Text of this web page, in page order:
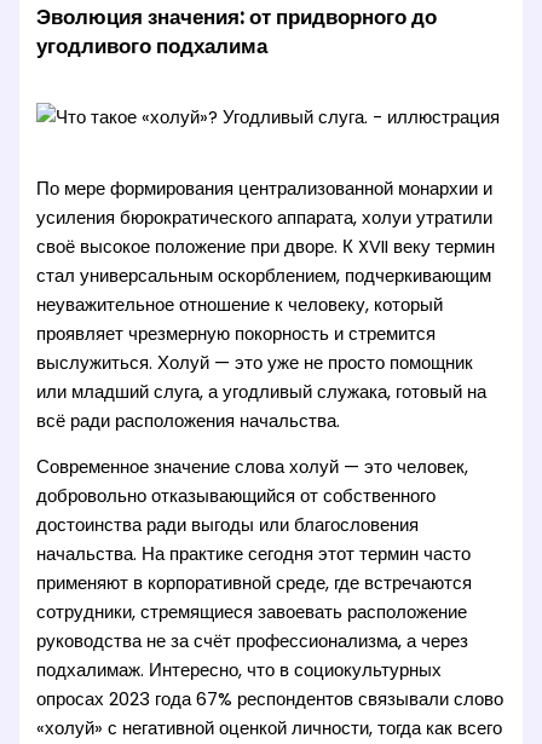
Эволюция значения: от придворного до
угодливого подхалима
По мере формирования централизованной монархии и
усиления бюрократического аппарата, холуи утратили
своё высокое положение при дворе. К XVII веку термин
стал универсальным оскорблением, подчеркивающим
неуважительное отношение к человеку, который
проявляет чрезмерную покорность и стремится
выслужиться. Холуй — это уже не просто помощник
или младший слуга, а угодливый служака, готовый на
всё ради расположения начальства.
Современное значение слова холуй — это человек,
добровольно отказывающийся от собственного
достоинства ради выгоды или благословения
начальства. На практике сегодня этот термин часто
применяют в корпоративной среде, где встречаются
сотрудники, стремящиеся завоевать расположение
руководства не за счёт профессионализма, а через
подхалимаж. Интересно, что в социокультурных
опросах 2023 года 67% респондентов связывали слово
«холуй» с негативной оценкой личности, тогда как всего